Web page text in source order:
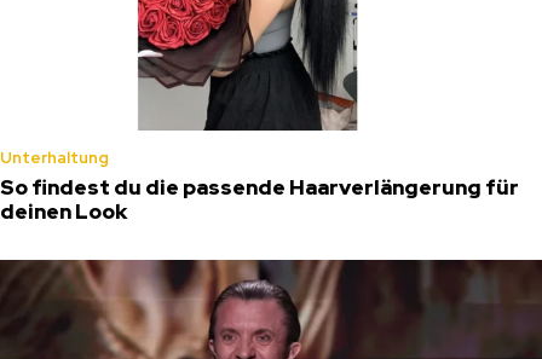
Unterhaltung
So findest du die passende Haarverlängerung für
deinen Look